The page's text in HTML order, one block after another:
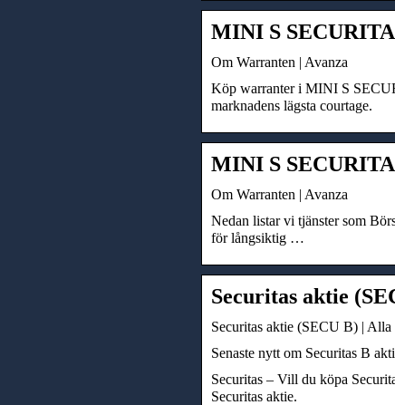
MINI S
Om Warranten | Avanza
Köp warranter i MINI S
marknadens lägsta courtage.
MINI S
Om Warranten | Avanza
Nedan listar vi tjänster som
för långsiktig …
Securitas aktie
Securitas aktie (SECU B) |
Senaste nytt om Securitas B
Securitas – Vill du köpa
Securitas aktie.